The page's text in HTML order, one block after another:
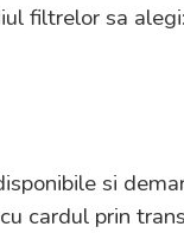
filtrelor sa alegi:
si
cardul prin